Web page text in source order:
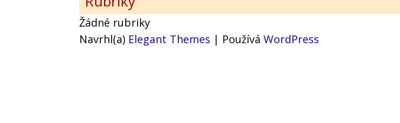
Žádné rubriky
Navrhl(a) Elegant Themes | PoužíváWordPress